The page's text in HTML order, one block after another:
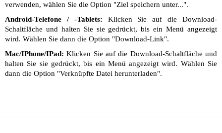
verwenden, wählen Sie die Option "Ziel speichern unter...".
Android-Telefone / -Tablets: Klicken Sie auf die Download-
Schaltfläche und halten Sie sie gedrückt, bis ein Menü angezeigt
wird. Wählen Sie dann die Option "Download-Link".
Mac/IPhone/IPad: Klicken Sie auf die Download-Schaltfläche und
halten Sie sie gedrückt, bis ein Menü angezeigt wird. Wählen Sie
dann die Option "Verknüpfte Datei herunterladen".